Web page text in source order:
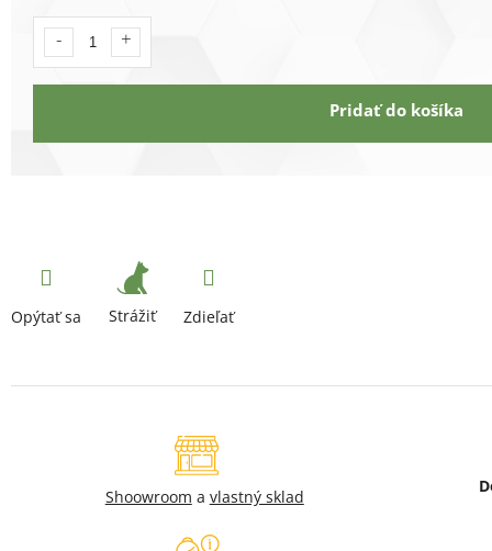
Pridať do košíka
Opýtať sa Strážiť Zdieľať
Shoowroom a vlastný sklad